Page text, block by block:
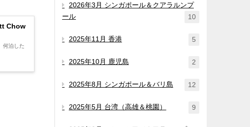
Chow
何泊した
2026年3月 シンガポール＆クアラルンプ
ール
10
2025年11月 香港 5
2025年10月 鹿児島 2
2025年8月 シンガポール＆バリ島 12
2025年5月 台湾（高雄＆桃園） 9